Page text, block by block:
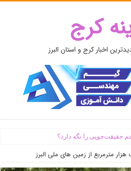
کرج
اخبار کرج و استان البرز
حقیقت‌جویی را نگه دارد؟
مترمربع از زمین های ملی البرز